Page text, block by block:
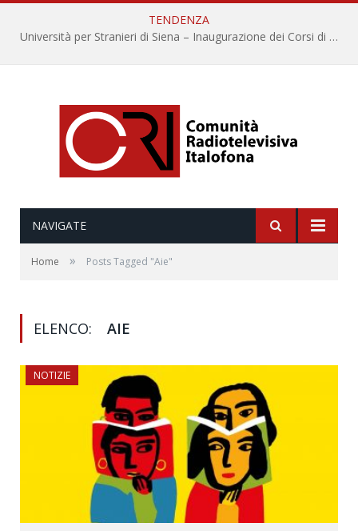
TENDENZA
Università per Stranieri di Siena – Inaugurazione dei Corsi di Lingua e Cultura Italiana, 109a annata
NAVIGATE
Home » Posts Tagged "Aie"
ELENCO: AIE
NOTIZIE